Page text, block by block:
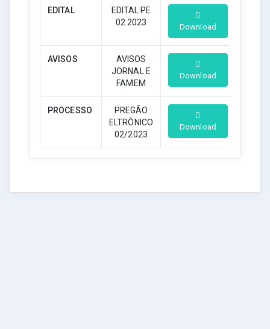
EDITAL
EDITAL PE
02 2023
Download
AVISOS
AVISOS
JORNAL E
FAMEM
Download
PROCESSO
PREGÃO
ELTRÔNICO
02/2023
Download